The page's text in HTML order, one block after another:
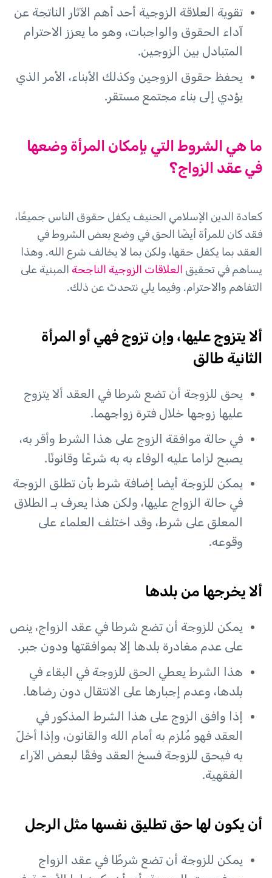
تقوية العلاقة الزوجية أحد أهم الآثار الناتجة عن
آداء الحقوق والواجبات، وهو ما يعزز الاحترام
المتبادل بين الزوجين.
يحفظ حقوق الزوجين وكذلك الأبناء، الأمر الذي
يؤدي إلى بناء مجتمع مستقر.
ما هي الشروط التي بإمكان المرأة وضعها
في عقد الزواج؟
كعادة الدين الإسلامي الحنيف يكفل حقوق الناس جميعًا،
فقد كان للمرأة أيضًا الحق في وضع بعض الشروط في
العقد بما يكفل حقها، ولكن بما لا يخالف شرع الله. وهذا
يساهم في تحقيق العلاقات الزوجية الناجحة المبنية على
التفاهم والاحترام. وفيما يلي نتحدث عن ذلك.
ألا يتزوج عليها، وإن تزوج فهي أو المرأة
الثانية طالق
يحق للزوجة أن تضع شرطا في العقد ألا يتزوج
عليها زوجها خلال فترة زواجهما.
في حالة موافقة الزوج على هذا الشرط وأقر به،
يصبح لزاما عليه الوفاء به به شرعًا وقانونًا.
يمكن للزوجة أيضا إضافة شرط بأن تطلق الزوجة
في حالة الزواج عليها، ولكن هذا يعرف بـ الطلاق
المعلق على شرط، وقد اختلف العلماء على
وقوعه.
ألا يخرجها من بلدها
يمكن للزوجة أن تضع شرطا في عقد الزواج، ينص
على عدم مغادرة بلدها إلا بموافقتها ودون جبر.
هذا الشرط يعطي الحق للزوجة في البقاء في
بلدها، وعدم إجبارها على الانتقال دون رضاها.
إذا وافق الزوج على هذا الشرط المذكور في
العقد فهو مُلزم به أمام الله والقانون، وإذا أخلّ
به فيحق للزوجة فسخ العقد وفقًا لبعض الآراء
الفقهية.
أن يكون لها حق تطليق نفسها مثل الرجل
يمكن للزوجة أن تضع شرطًا في عقد الزواج